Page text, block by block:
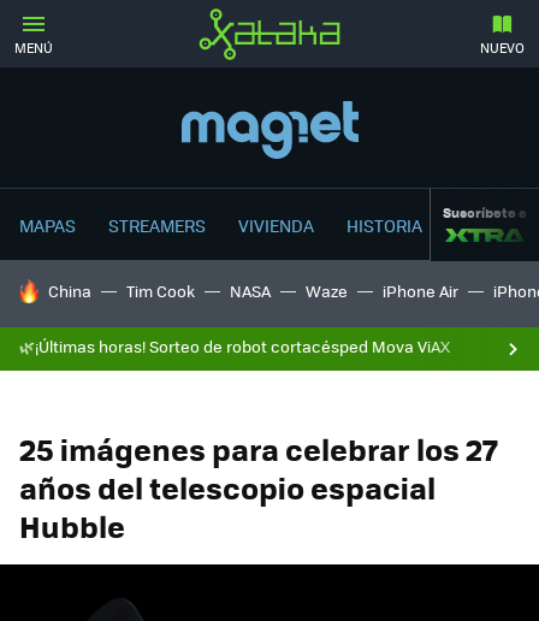
MENÚ NUEVO
MAPAS STREAMERS VIVIENDA HISTORIA Suscríbete a
HOY SE HABLA DE
China Tim Cook NASA Waze iPhone Air
🌿¡Últimas horas! Sorteo de robot cortacésped Mova ViAX
25 imágenes para celebrar los 27
años del telescopio espacial
Hubble